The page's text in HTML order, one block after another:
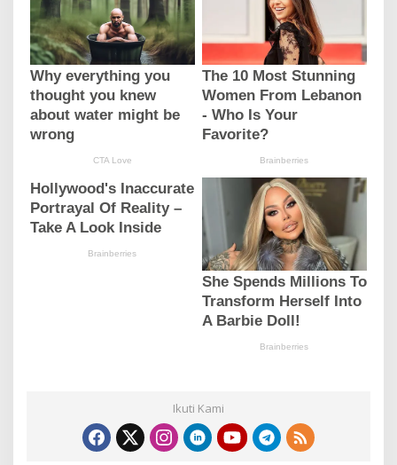
Ikuti Kami